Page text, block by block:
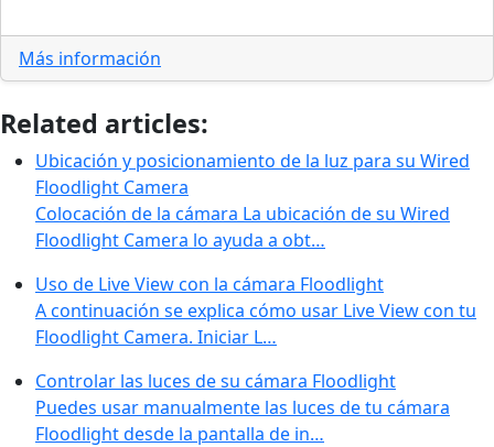
Más información
Related articles:
Ubicación y posicionamiento de la luz para su Wired
Floodlight Camera
Colocación de la cámara La ubicación de su Wired
Floodlight Camera lo ayuda a obt…
Uso de Live View con la cámara Floodlight
A continuación se explica cómo usar Live View con tu
Floodlight Camera. Iniciar L…
Controlar las luces de su cámara Floodlight
Puedes usar manualmente las luces de tu cámara
Floodlight desde la pantalla de in…